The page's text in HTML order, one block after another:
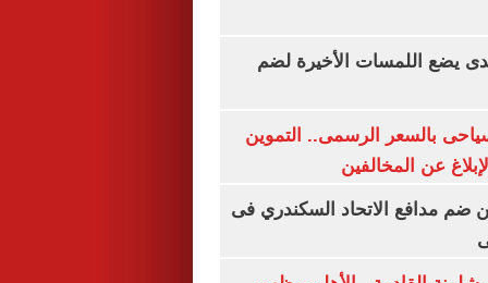
يضع اللمسات الأخيرة لضم
بالسعر الرسمى.. التموين
عن المخالفين
ضم مدافع الاتحاد السكندري فى